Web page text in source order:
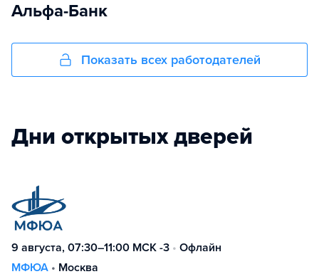
Альфа-Банк
Показать всех работодателей
Дни открытых дверей
9 августа, 07:30–11:00 МСК -3 • Офлайн
МФЮА • Москва